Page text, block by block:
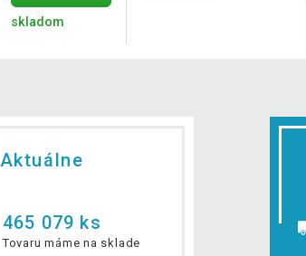
skladom
Aktuálne
465 079 ks
Tovaru máme na sklade